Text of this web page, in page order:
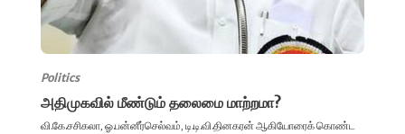
Politics
அதிமுகவில் மீண்டும் தலைமை மாற்றமா?
வி.கே.சசிகலா, ஓ.பன்னீர்செல்வம், டி.டி.வி.தினகரன் ஆகியோரைக் கொண்ட